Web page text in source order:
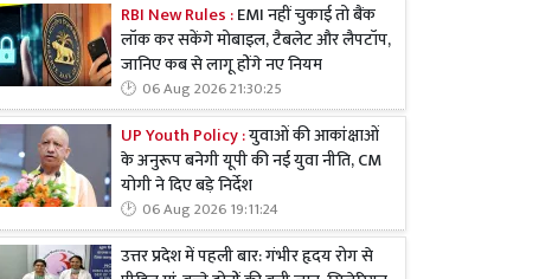
RBI New Rules :EMI नहीं चुकाई तो बैंक
लॉक कर सकेंगे मोबाइल, टैबलेट और लैपटॉप,
जानिए कब से लागू होंगे नए नियम
06 Aug 2026 21:30:25
UP Youth Policy :युवाओं की आकांक्षाओं
के अनुरूप बनेगी यूपी की नई युवा नीति, CM
योगी ने दिए बड़े निर्देश
06 Aug 2026 19:11:24
उत्तर प्रदेश में पहली बार: गंभीर हृदय रोग से